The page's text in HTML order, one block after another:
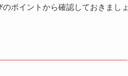
ポイントから確認しておきましょ